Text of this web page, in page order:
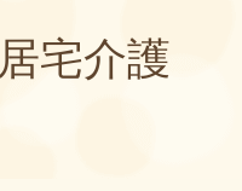
宅介護